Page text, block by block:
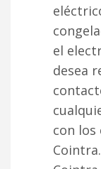
el
desea
con